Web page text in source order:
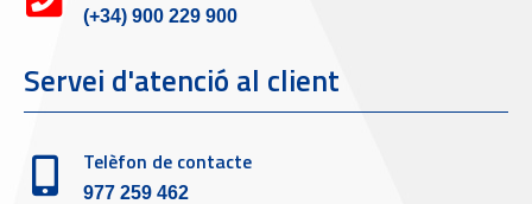
(+34) 900 229 900
Servei d'atenció al client
Telèfon de contacte
977 259 462